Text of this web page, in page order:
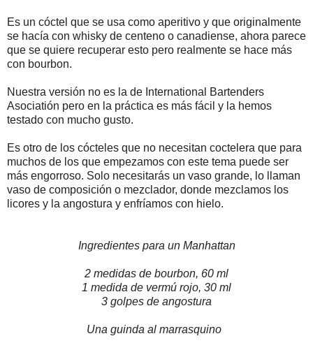
Es un cóctel que se usa como aperitivo y que originalmente
se hacía con whisky de centeno o canadiense, ahora parece
que se quiere recuperar esto pero realmente se hace más
con bourbon.
Nuestra versión no es la de International Bartenders
Asociatión pero en la práctica es más fácil y la hemos
testado con mucho gusto.
Es otro de los cócteles que no necesitan coctelera que para
muchos de los que empezamos con este tema puede ser
más engorroso. Solo necesitarás un vaso grande, lo llaman
vaso de composición o mezclador, donde mezclamos los
licores y la angostura y enfríamos con hielo.
Ingredientes para un Manhattan
2 medidas de bourbon, 60 ml
1 medida de vermú rojo, 30 ml
3 golpes de angostura
Una guinda al marrasquino